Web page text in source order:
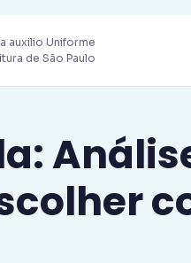
auxilio Uniforme
de São Paulo